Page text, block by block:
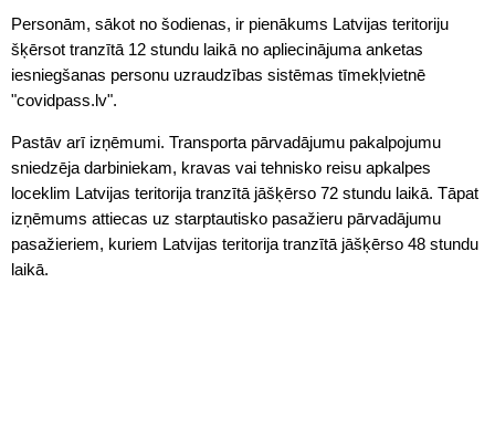
Personām, sākot no šodienas, ir pienākums Latvijas teritoriju
šķērsot tranzītā 12 stundu laikā no apliecinājuma anketas
iesniegšanas personu uzraudzības sistēmas tīmekļvietnē
"covidpass.lv".
Pastāv arī izņēmumi. Transporta pārvadājumu pakalpojumu
sniedzēja darbiniekam, kravas vai tehnisko reisu apkalpes
loceklim Latvijas teritorija tranzītā jāšķērso 72 stundu laikā. Tāpat
izņēmums attiecas uz starptautisko pasažieru pārvadājumu
pasažieriem, kuriem Latvijas teritorija tranzītā jāšķērso 48 stundu
laikā.